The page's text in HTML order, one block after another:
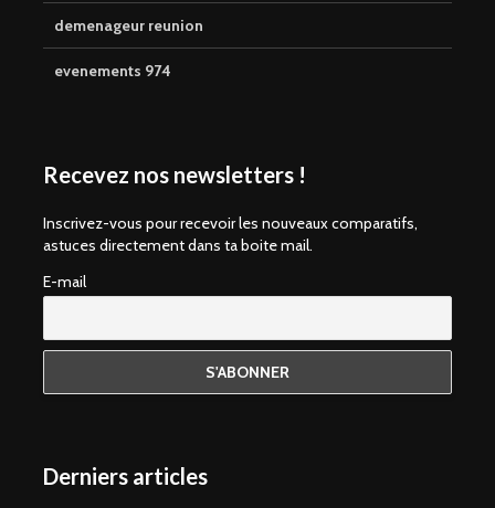
demenageur reunion
evenements 974
Recevez nos newsletters !
Inscrivez-vous pour recevoir les nouveaux comparatifs,
astuces directement dans ta boite mail.
E-mail
Derniers articles